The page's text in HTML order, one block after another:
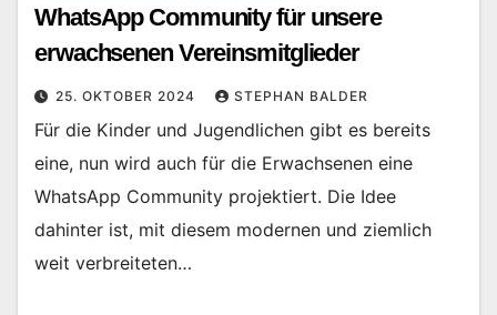
WhatsApp Community für unsere
erwachsenen Vereinsmitglieder
25. OKTOBER 2024 STEPHAN BALDER
Für die Kinder und Jugendlichen gibt es bereits
eine, nun wird auch für die Erwachsenen eine
WhatsApp Community projektiert. Die Idee
dahinter ist, mit diesem modernen und ziemlich
weit verbreiteten…